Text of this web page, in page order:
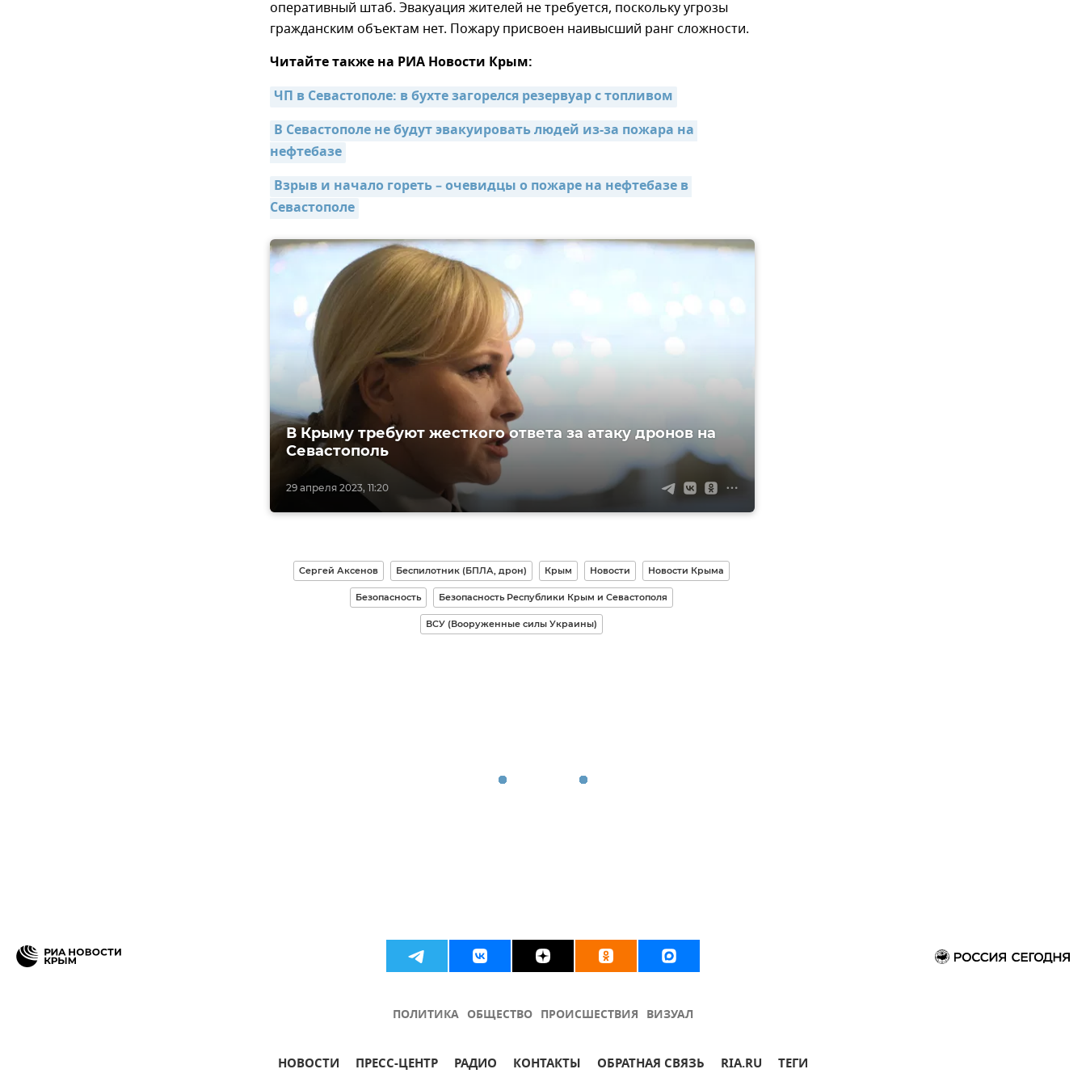
оперативный штаб. Эвакуация жителей не требуется, поскольку угрозы
гражданским объектам нет. Пожару присвоен наивысший ранг сложности.
Читайте также на РИА Новости Крым:
ЧП в Севастополе: в бухте загорелся резервуар с топливом
В Севастополе не будут эвакуировать людей из-за пожара на
нефтебазе
Взрыв и начало гореть – очевидцы о пожаре на нефтебазе в
Севастополе
29 апреля 2023, 11:20
В Крыму требуют жесткого ответа за атаку дронов на
Севастополь
Сергей Аксенов Беспилотник (БПЛА, дрон) Крым Новости Новости Крыма
Безопасность Безопасность Республики Крым и Севастополя
ВСУ (Вооруженные силы Украины)
ПОЛИТИКА ОБЩЕСТВО ПРОИСШЕСТВИЯ ВИЗУАЛ
НОВОСТИ ПРЕСС-ЦЕНТР РАДИО КОНТАКТЫ ОБРАТНАЯ СВЯЗЬ RIA.RU ТЕГИ